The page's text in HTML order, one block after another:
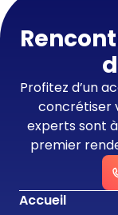
Profitez d’un
concrétiser
experts sont
premier
Accueil